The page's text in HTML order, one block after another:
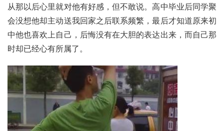
从那以后心里就对他有好感，但不敢说。高中毕业后同学聚
会没想他却主动送我回家之后联系频繁，最后才知道原来初
中他也喜欢上自己，后悔没有在大胆的表达出来，而自己那
时却已经心有所属了。